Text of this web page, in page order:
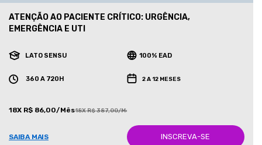
ATENÇÃO AO PACIENTE CRÍTICO: URGÊNCIA,
EMERGÊNCIA E UTI
LATO SENSU 100% EAD
360 A 720H 2 A 12 MESES
18X R$ 86,00/Mês18X R$ 387,00/Mês
SAIBA MAIS INSCREVA-SE